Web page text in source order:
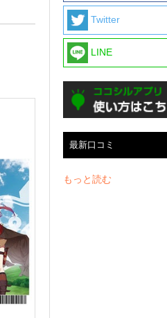
Twitter
LINE
最新口コミ
もっと読む